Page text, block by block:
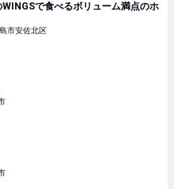
で食べるボリューム満点のホ
市安佐北区